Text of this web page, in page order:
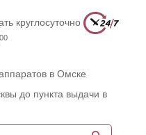
круглосуточно
00
в Омске
до пункта выдачи в